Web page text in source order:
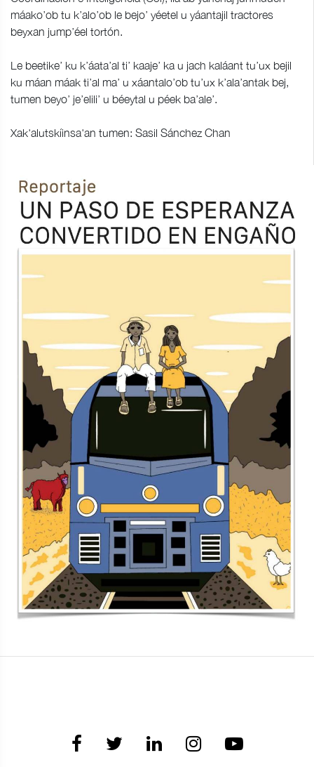
máako’ob tu k’alo’ob le bejo’ yéetel u yáantajil tractores
beyxan jump’éel tortón.
Le beetike’ ku k’áata’al ti’ kaaje’ ka u jach kaláant tu’ux bejil
ku máan máak ti’al ma’ u xáantalo’ob tu’ux k’ala’antak bej,
tumen beyo’ je’elili’ u béeytal u péek ba’ale’.
Xak'alutskíinsa'an tumen: Sasil Sánchez Chan